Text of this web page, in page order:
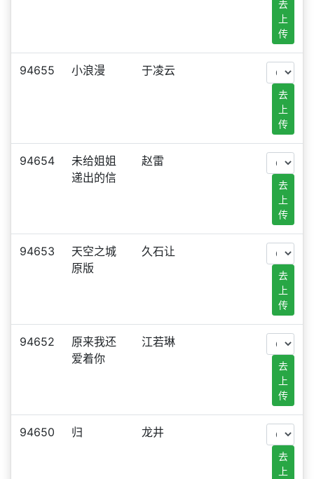
去
上
传
94655 小浪漫 于凌云
去
上
传
94654
未给姐姐
递出的信
赵雷
去
上
传
94653
天空之城
原版
久石让
去
上
传
94652
原来我还
爱着你
江若琳
去
上
传
94650 归 龙井
去
上